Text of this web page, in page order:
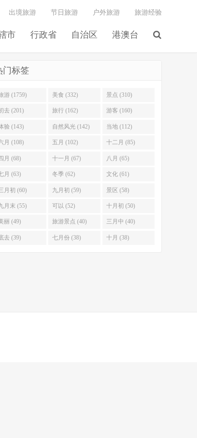
市 行政省 自治区 港澳台
出境旅游 节日旅游 户外旅游 旅游经验
门标签
游 (1759) 美食 (332) 景点 (310)
去 (201) 旅行 (162) 游客 (160)
验 (143) 自然风光 (142) 当地 (112)
月 (108) 五月 (102) 十二月 (85)
月 (68) 十一月 (67) 八月 (65)
月 (63) 冬季 (62) 文化 (61)
月初 (60) 九月初 (59) 景区 (58)
月末 (55) 可以 (52) 十月初 (50)
丽 (49) 旅游景点 (40) 三月中 (40)
去 (39) 七月份 (38) 十月 (38)